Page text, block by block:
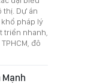
thị. Dự án
pháp lý
triển nhanh,
đô
Mạnh